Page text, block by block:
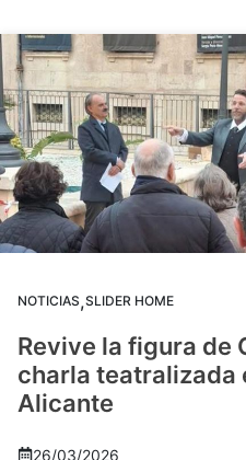
NOTICIAS,SLIDER HOME
Revive la figura de
charla teatralizada
Alicante
26/03/2026